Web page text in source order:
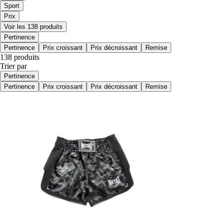
Sport
Prix
Voir les 138 produits
Pertinence
Pertinence
Prix croissant Prix décroissant Remise
138 produits
Trier par
Pertinence
Pertinence
Prix croissant Prix décroissant Remise